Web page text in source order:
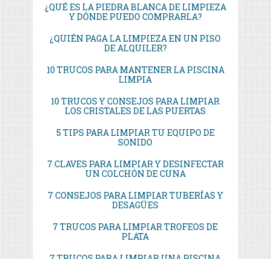
¿QUÉ ES LA PIEDRA BLANCA DE LIMPIEZA
Y DÓNDE PUEDO COMPRARLA?
¿QUIÉN PAGA LA LIMPIEZA EN UN PISO
DE ALQUILER?
10 TRUCOS PARA MANTENER LA PISCINA
LIMPIA
10 TRUCOS Y CONSEJOS PARA LIMPIAR
LOS CRISTALES DE LAS PUERTAS
5 TIPS PARA LIMPIAR TU EQUIPO DE
SONIDO
7 CLAVES PARA LIMPIAR Y DESINFECTAR
UN COLCHÓN DE CUNA
7 CONSEJOS PARA LIMPIAR TUBERÍAS Y
DESAGÜES
7 TRUCOS PARA LIMPIAR TROFEOS DE
PLATA